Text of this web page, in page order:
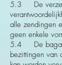
5.3 De
alle zendingen
geen enkele
5.4 De
bezittingen van